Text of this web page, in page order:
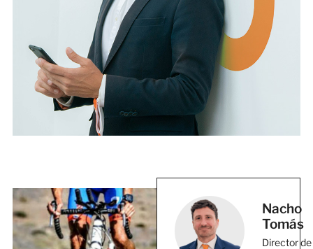
Nacho
Tomás
Director de